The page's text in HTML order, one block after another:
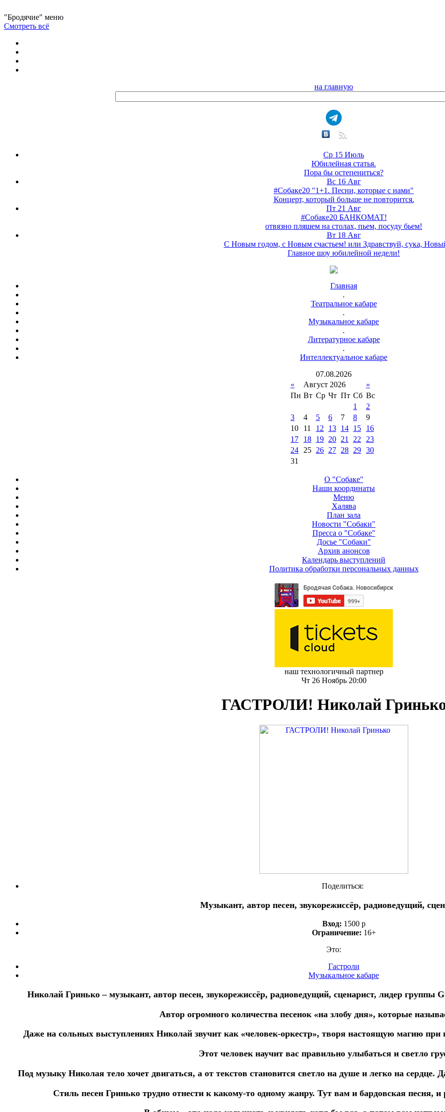
"Бродячие" меню
Смотреть всё
на главную
Ср 15 Июль
Юбилейная статья.
Пора бы остепениться?
Вс 16 Авг
#Собаке20 "1+1. Песни, которые с нами"
Концерт, который больше не повторится.
Пт 21 Авг
#Собаке20 БАНКОМАТ!
отвязно пляшем на столах, пьем, посуду бьем!
Вт 18 Авг
С Новым годом, с Новым счастьем! или Здравствуй, сука,
Главное шоу юбилейной недели!
Главная
.
Театральное кабаре
.
Музыкальное кабаре
.
Литературное кабаре
.
Интеллектуальное кабаре
07.08.2026
«
Август 2026
»
Пн Вт Ср Чт Пт Сб Вс
1
2
3
4 5 6 7 8
9
10
11 12 13 14 15
16
17
18 19 20 21 22
23
24
25 26 27 28 29 30
31
О "Собаке"
Наши координаты
Меню
Халява
План зала
Новости "Собаки"
Пресса о "Собаке"
Досье "Собаки"
Архив анонсов
Календарь выступлений
Политика обработки персональных данных
наш технологичный партнер
Чт 26 Ноябрь 20:00
ГАСТРОЛИ! Николай
Поделиться:
Музыкант, автор песен, звукорежиссёр, радиоведущий,
Вход: 1500 р
Ограничение: 16+
Это:
Гастроли
Музыкальное кабаре
Николай Гринько – музыкант, автор песен, звукорежиссёр, радиоведущий, сценарист, лидер группы
Автор огромного количества песенок «на злобу дня», которые
Даже на сольных выступлениях Николай звучит как «человек-оркестр», творя настоящую магию при
Этот человек научит вас правильно улыбаться и светло
Под музыку Николая тело хочет двигаться, а от текстов становится светло на душе и легко на сердце.
Стиль песен Гринько трудно отнести к какому-то одному жанру. Тут вам и бардовская песня,